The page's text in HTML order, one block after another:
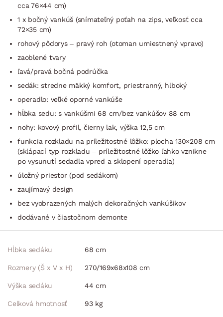
cca 76×44 cm)
1 x bočný vankúš (snímateľný poťah na zips, veľkosť cca
72×35 cm)
rohový pôdorys – pravý roh (otoman umiestnený vpravo)
zaoblené tvary
ľavá/pravá bočná podrúčka
sedák: stredne mäkký komfort, priestranný, hlboký
operadlo: veľké oporné vankúše
hĺbka sedu: s vankúšmi 68 cm/bez vankúšov 88 cm
nohy: kovový profil, čierny lak, výška 12,5 cm
funkcia rozkladu na príležitostné lôžko: plocha 130×208 cm
(sklápací typ rozkladu – príležitostné lôžko ľahko vznikne
po vysunutí sedadla vpred a sklopení operadla)
úložný priestor (pod sedákom)
zaujímavý design
bez vyobrazených malých dekoračných vankúšikov
dodávané v čiastočnom demonte
Hĺbka sedáku 68cm
Rozmery (Š x V x H) 270/169x68x108cm
Výška sedáku 44cm
Celková hmotnosť 93 kg